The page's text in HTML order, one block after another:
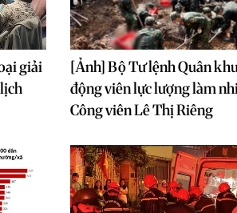
giải
[Ảnh] Bộ Tư lệnh Quân
động viên lực lượng làm
Công viên Lê Thị Riêng